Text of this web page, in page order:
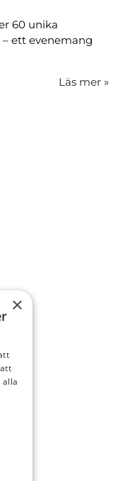
60 unika
ett evenemang
Läs mer »
×
alla